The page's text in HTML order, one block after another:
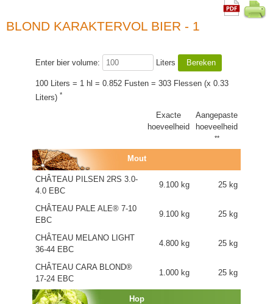
BLOND KARAKTERVOL BIER - 1
Enter bier volume: Liters
100 Liters = 1 hl = 0.852 Fusten = 303 Flessen (x 0.33
Liters) *
Exacte
hoeveelheid
Aangepaste
hoeveelheid
**
Mout
CHÂTEAU PILSEN 2RS 3.0-
4.0 EBC
9.100 kg 25 kg
CHÂTEAU PALE ALE® 7-10
EBC
9.100 kg 25 kg
CHÂTEAU MELANO LIGHT
36-44 EBC
4.800 kg 25 kg
CHÂTEAU CARA BLOND®
17-24 EBC
1.000 kg 25 kg
Hop